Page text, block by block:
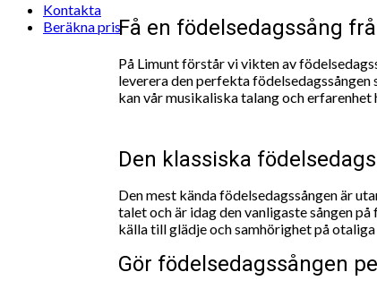
Kontakta
Beräkna prisFå en födelsedagssång
På Limunt förstår vi vikten av
leverera den perfekta
kan vår musikaliska talang och
Den klassiska
Den mest kända födelsedagssången är
talet och är idag den vanligaste sången
källa till glädje och samhörighet på otaliga
Gör födelsedagssången